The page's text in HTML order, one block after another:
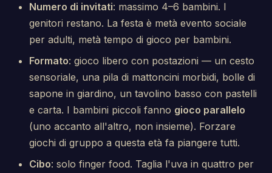
Numero di invitati: massimo 4–6 bambini. I
genitori restano. La festa è metà evento sociale
per adulti, metà tempo di gioco per bambini.
Formato: gioco libero con postazioni — un cesto
sensoriale, una pila di mattoncini morbidi, bolle di
sapone in giardino, un tavolino basso con pastelli
e carta. I bambini piccoli fanno gioco parallelo
(uno accanto all'altro, non insieme). Forzare
giochi di gruppo a questa età fa piangere tutti.
Cibo: solo finger food. Taglia l'uva in quattro per